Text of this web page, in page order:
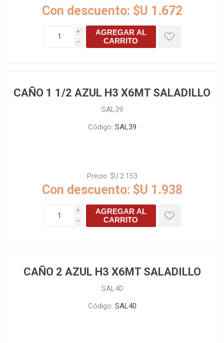
Con descuento: $U 1.672
i
h
AGREGAR AL
CARRITO
CAÑO 1 1/2 AZUL H3 X6MT SALADILLO
SAL39
Código: SAL39
Precio: $U 2.153
Con descuento: $U 1.938
i
h
AGREGAR AL
CARRITO
CAÑO 2 AZUL H3 X6MT SALADILLO
SAL40
Código: SAL40